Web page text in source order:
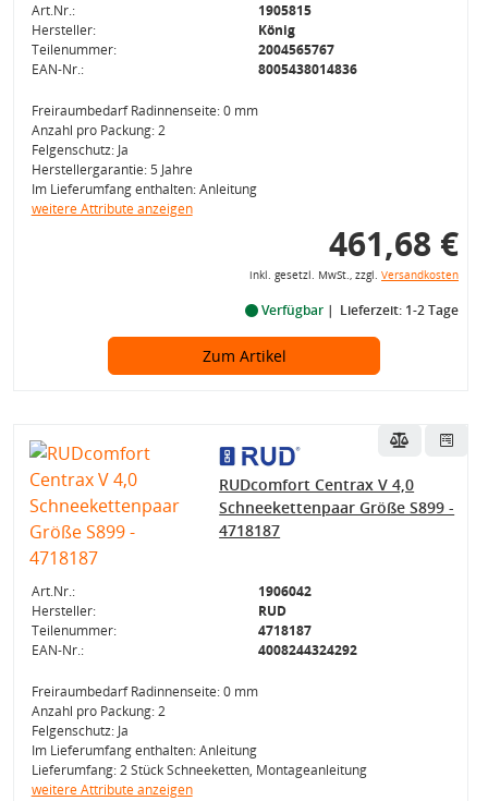
Art.Nr.:
1905815
Hersteller:
König
Teilenummer:
2004565767
EAN-Nr.:
8005438014836
Freiraumbedarf Radinnenseite: 0 mm
Anzahl pro Packung: 2
Felgenschutz: Ja
Herstellergarantie: 5 Jahre
Im Lieferumfang enthalten: Anleitung
weitere Attribute anzeigen
461,68 €
inkl. gesetzl. MwSt., zzgl. Versandkosten
Verfügbar Lieferzeit: 1-2 Tage
Zum Artikel
RUDcomfort Centrax V 4,0
Schneekettenpaar Größe S899 -
4718187
Art.Nr.:
1906042
Hersteller:
RUD
Teilenummer:
4718187
EAN-Nr.:
4008244324292
Freiraumbedarf Radinnenseite: 0 mm
Anzahl pro Packung: 2
Felgenschutz: Ja
Im Lieferumfang enthalten: Anleitung
Lieferumfang: 2 Stück Schneeketten, Montageanleitung
weitere Attribute anzeigen